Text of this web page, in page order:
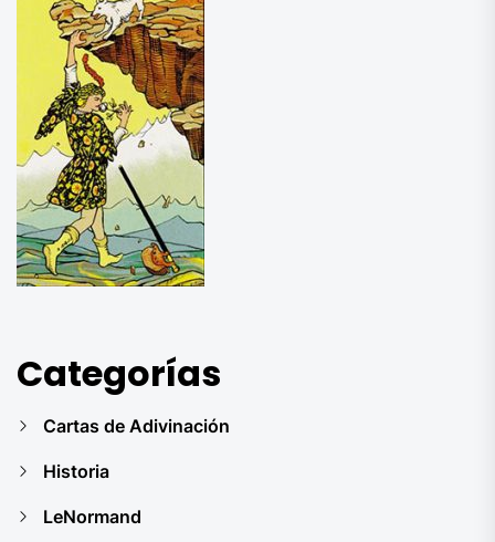
Categorías
Cartas de Adivinación
Historia
LeNormand